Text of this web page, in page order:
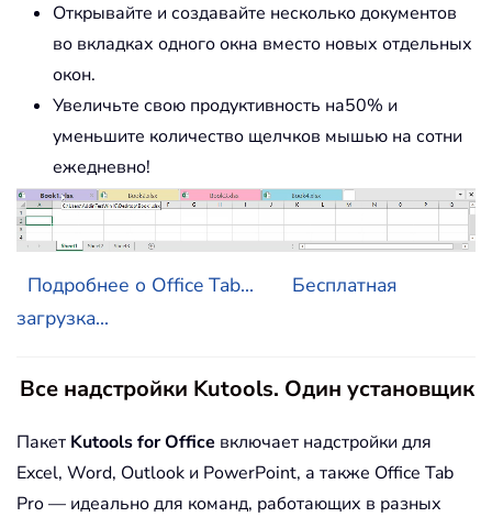
Открывайте и создавайте несколько документов
во вкладках одного окна вместо новых отдельных
окон.
Увеличьте свою продуктивность на50% и
уменьшите количество щелчков мышью на сотни
ежедневно!
Подробнее о Office Tab...
Бесплатная
загрузка...
Все надстройки Kutools. Один установщик
Пакет Kutools for Office включает надстройки для
Excel, Word, Outlook и PowerPoint, а также Office Tab
Pro — идеально для команд, работающих в разных